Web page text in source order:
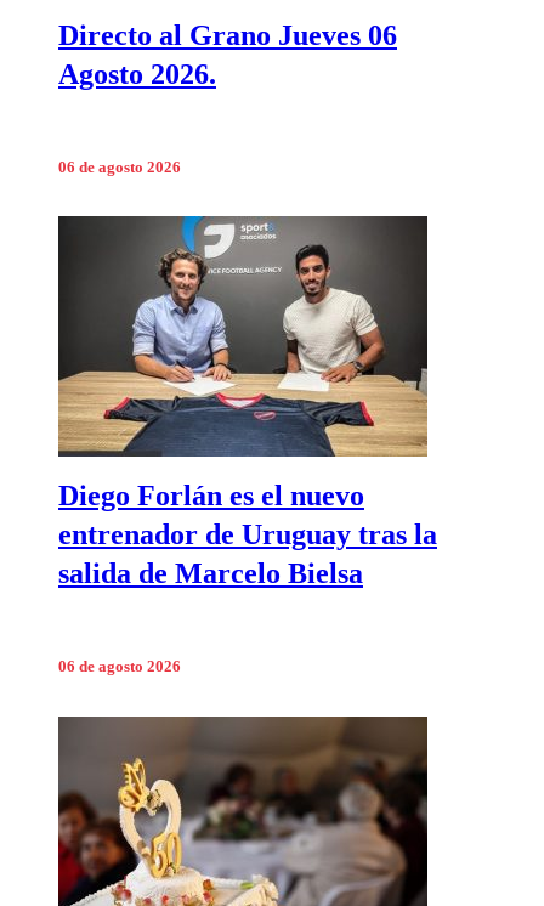
Directo al Grano Jueves 06
Agosto 2026.
06 de agosto 2026
Diego Forlán es el nuevo
entrenador de Uruguay tras la
salida de Marcelo Bielsa
06 de agosto 2026